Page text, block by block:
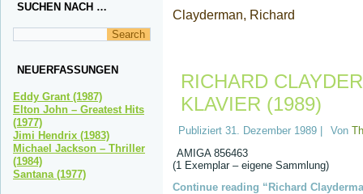
SUCHEN NACH …
NEUERFASSUNGEN
Eddy Grant (1987)
Elton John – Greatest Hits
(1977)
Jimi Hendrix (1983)
Michael Jackson – Thriller
(1984)
Santana (1977)
Clayderman, Richard
RICHARD
KLAVIER (1989)
Publiziert 31. Dezember 1989 Von
AMIGA 856463
(1 Exemplar – eigene Sammlung)
Continue reading “Richard